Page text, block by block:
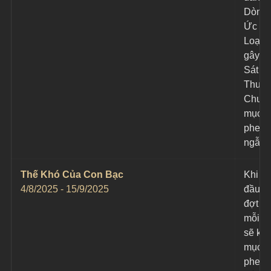
Ức
Loạn
gây
Sát
mục
phe
ngẫu
Thế Khó Của Con Bạc
4/8/2025 - 15/9/2025
Khi
đầu
đợt
mỗi
sẽ
mục
phe